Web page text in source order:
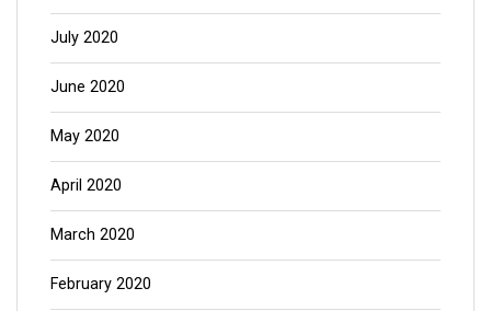
July 2020
June 2020
May 2020
April 2020
March 2020
February 2020